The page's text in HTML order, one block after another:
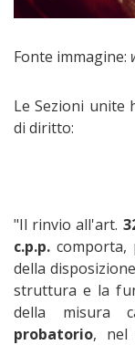
Fonte immagine:
Le Sezioni unite
di diritto:
"Il rinvio all'art.
c.p.p. comporta,
della
struttura e la
della misura
probatorio, nel